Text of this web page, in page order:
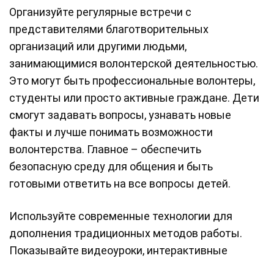
Организуйте регулярные встречи с
представителями благотворительных
организаций или другими людьми,
занимающимися волонтерской деятельностью.
Это могут быть профессиональные волонтеры,
студенты или просто активные граждане. Дети
смогут задавать вопросы, узнавать новые
факты и лучше понимать возможности
волонтерства. Главное – обеспечить
безопасную среду для общения и быть
готовыми ответить на все вопросы детей.
Используйте современные технологии для
дополнения традиционных методов работы.
Показывайте видеоуроки, интерактивные